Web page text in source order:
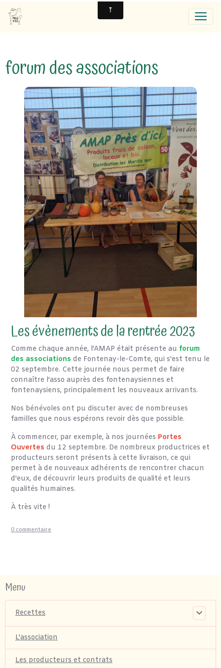
forum des associations
Les évènements de la rentrée 2023
Comme chaque année, l'AMAP était présente au forum
des associations de Fontenay-le-Comte, qui s'est tenu le
02 septembre. Cette journée nous permet de faire
connaître l'asso auprès des fontenaysiennes et
fontenaysiens, principalement les nouveaux arrivants.
Nos bénévoles ont pu discuter avec de nombreuses
familles que nous espérons revoir dès que possible.
À commencer, par exemple, à nos journées Portes
Ouvertes du 12 septembre. De nombreux productrices et
producteurs seront présents à cette livraison, ce qui
permet à de nouveaux adhérents de rencontrer chacun
d'eux, de découvrir leurs produits de qualité et leurs
qualités humaines.
À très vite !
0 commentaire
Menu
Recettes
L'association
Les producteurs et contrats